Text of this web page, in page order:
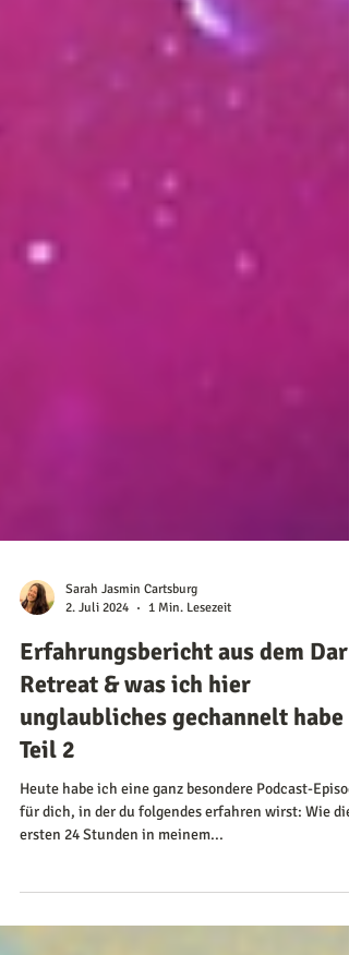
Sarah Jasmin Cartsburg
2. Juli 2024
1 Min. Lesezeit
Erfahrungsbericht aus dem Dark
Retreat & was ich hier
unglaubliches gechannelt habe -
Teil 2